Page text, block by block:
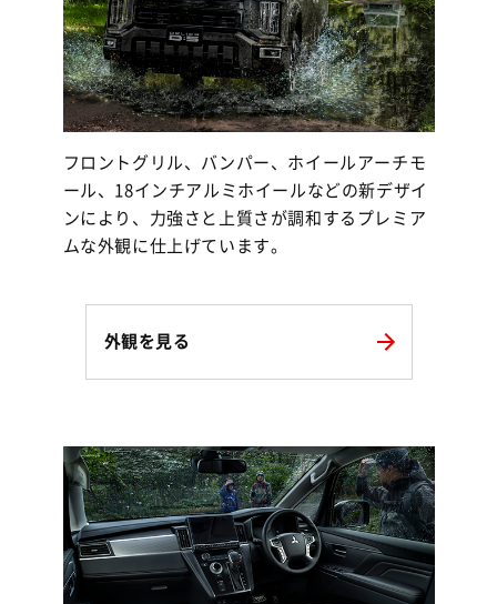
フロントグリル、バンパー、ホイールアーチモ
ール、18インチアルミホイールなどの新デザイ
ンにより、力強さと上質さが調和するプレミア
ムな外観に仕上げています。
外観を見る